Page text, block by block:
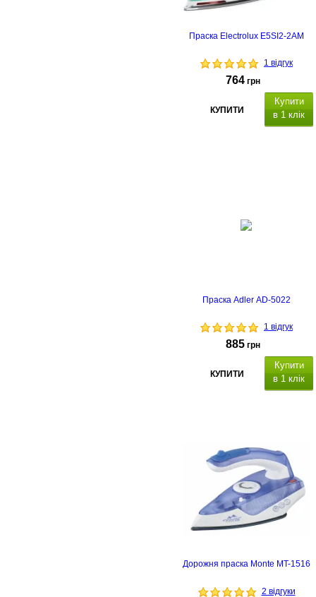
Праска Electrolux E5SI2-2AM
1 відгук
764 грн
КУПИТИ
Купити
в 1 клік
Праска Adler AD-5022
1 відгук
885 грн
КУПИТИ
Купити
в 1 клік
Дорожня праска Monte MT-1516
2 відгуки